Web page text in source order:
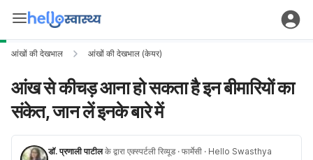
आंखों की देखभाल आंखों की देखभाल (केयर)
आंख से कीचड़ आना हो सकता है इन बीमारियों का
संकेत, जान लें इनके बारे में
डॉ. प्रणाली पाटीलके द्वारा एक्स्पर्टली रिव्यूड · फार्मेसी · Hello Swasthya